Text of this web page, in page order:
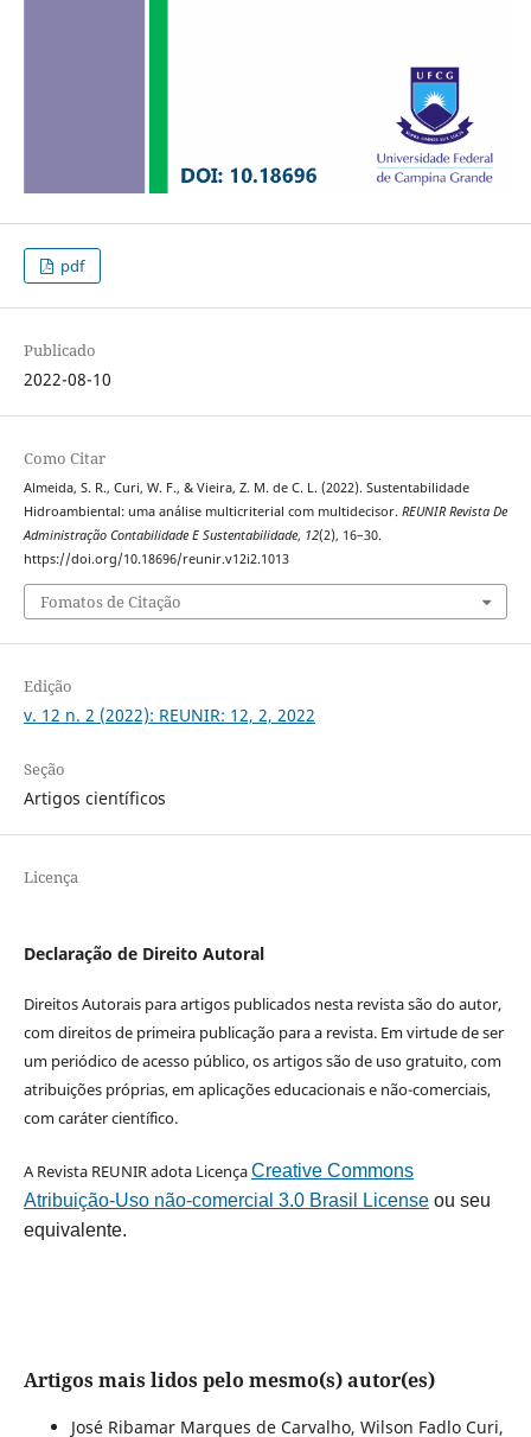
pdf
Publicado
2022-08-10
Como Citar
Almeida, S. R., Curi, W. F., & Vieira, Z. M. de C. L. (2022). Sustentabilidade
Hidroambiental: uma análise multicriterial com multidecisor. REUNIR Revista De
Administração Contabilidade E Sustentabilidade, 12(2), 16–30.
https://doi.org/10.18696/reunir.v12i2.1013
Fomatos de Citação
Edição
v. 12 n. 2 (2022): REUNIR: 12, 2, 2022
Seção
Artigos científicos
Licença
Declaração de Direito Autoral
Direitos Autorais para artigos publicados nesta revista são do autor,
com direitos de primeira publicação para a revista. Em virtude de ser
um periódico de acesso público, os artigos são de uso gratuito, com
atribuições próprias, em aplicações educacionais e não-comerciais,
com caráter científico.
A Revista REUNIR adota LicençaCreative Commons
Atribuição-Uso não-comercial 3.0 Brasil Licenseou seu
equivalente.
Artigos mais lidos pelo mesmo(s) autor(es)
José Ribamar Marques de Carvalho, Wilson Fadlo Curi,